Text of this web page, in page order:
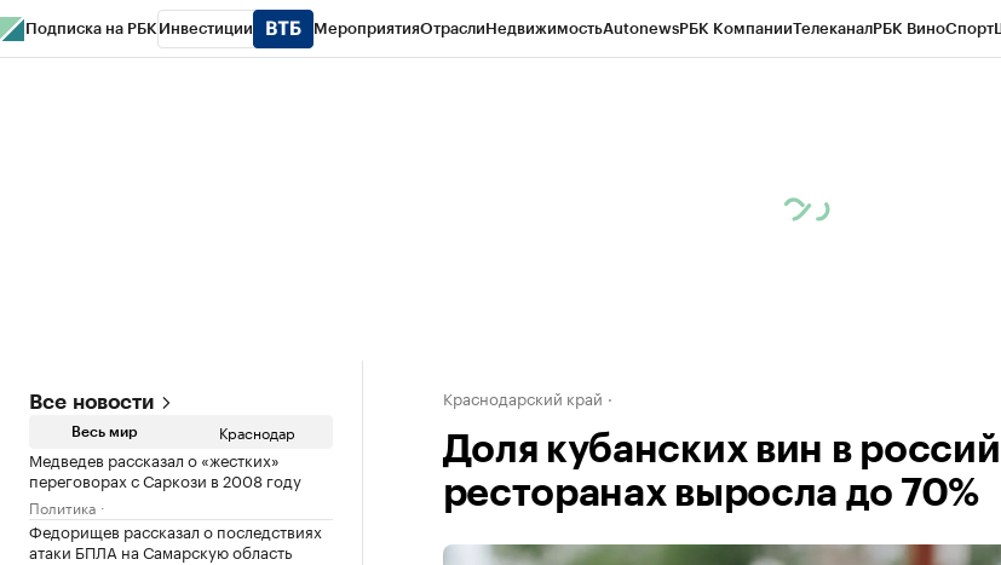
Подписка на РБК Инвестиции МероприятияОтраслиНедвижимостьAutonewsРБК КомпанииТелеканалРБК ВиноСпорт
Все новости
Весь мир Краснодар
Медведев рассказал о «жестких»
переговорах с Саркози в 2008 году
Политика
Федорищев рассказал о последствиях
атаки БПЛА на Самарскую область
Краснодарский край
Доля кубанских вин в
ресторанах выросла до 70%